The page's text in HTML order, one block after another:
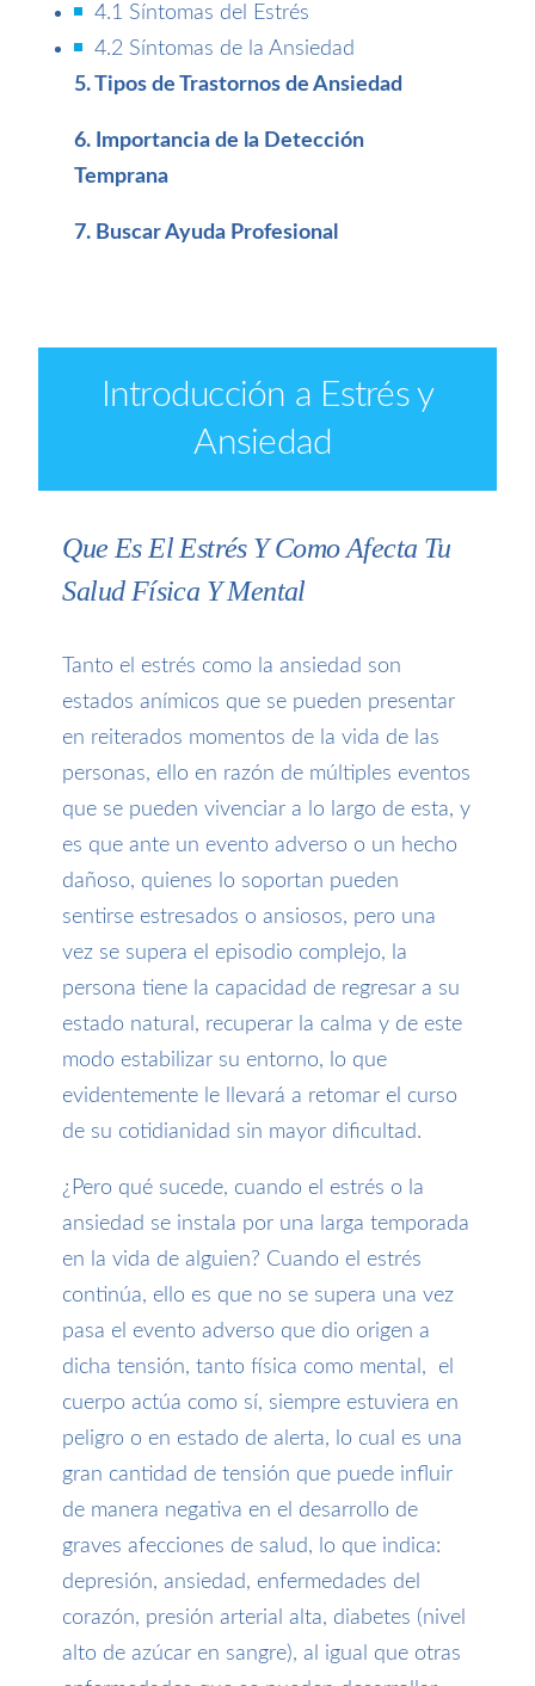
4.1 Síntomas del Estrés
4.2 Síntomas de la Ansiedad
5. Tipos de Trastornos de Ansiedad
6. Importancia de la Detección
Temprana
7. Buscar Ayuda Profesional
Introducción a Estrés y
Ansiedad
Que Es El Estrés Y Como Afecta Tu
Salud Física Y Mental
Tanto el estrés como la ansiedad son
estados anímicos que se pueden presentar
en reiterados momentos de la vida de las
personas, ello en razón de múltiples eventos
que se pueden vivenciar a lo largo de esta, y
es que ante un evento adverso o un hecho
dañoso, quienes lo soportan pueden
sentirse estresados o ansiosos, pero una
vez se supera el episodio complejo, la
persona tiene la capacidad de regresar a su
estado natural, recuperar la calma y de este
modo estabilizar su entorno, lo que
evidentemente le llevará a retomar el curso
de su cotidianidad sin mayor dificultad.
¿Pero qué sucede, cuando el estrés o la
ansiedad se instala por una larga temporada
en la vida de alguien? Cuando el estrés
continúa, ello es que no se supera una vez
pasa el evento adverso que dio origen a
dicha tensión, tanto física como mental, el
cuerpo actúa como sí, siempre estuviera en
peligro o en estado de alerta, lo cual es una
gran cantidad de tensión que puede influir
de manera negativa en el desarrollo de
graves afecciones de salud, lo que indica:
depresión, ansiedad, enfermedades del
corazón, presión arterial alta, diabetes (nivel
alto de azúcar en sangre), al igual que otras